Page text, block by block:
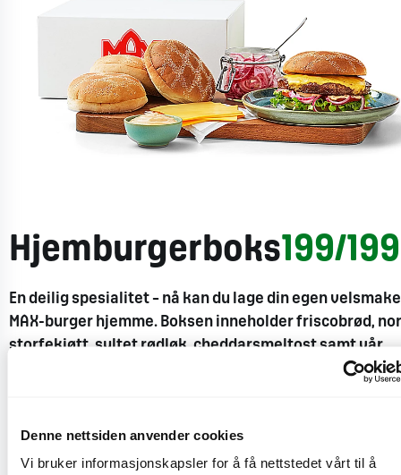
Denne nettsiden anvender cookies
Vi bruker informasjonskapsler for å få nettstedet vårt til å
Hjemburgerboks199/199
En deilig spesialitet – nå kan du lage din egen
MAX-burger hjemme. Boksen inneholder friscobrød,
storfekjøtt, syltet rødløk, cheddarsmeltost samt vår
deilige originaldressing. Oppskrift for 4 personer.